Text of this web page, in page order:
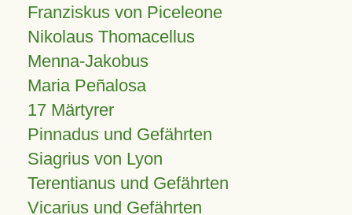
Franziskus von Piceleone
Nikolaus Thomacellus
Menna-Jakobus
Maria Peñalosa
17 Märtyrer
Pinnadus und Gefährten
Siagrius von Lyon
Terentianus und Gefährten
Vicarius und Gefährten